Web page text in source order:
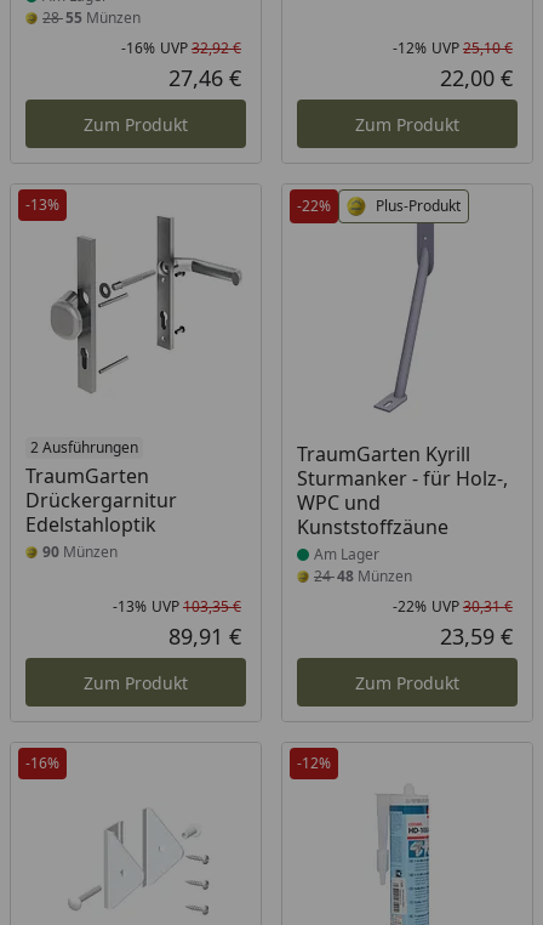
2855 Münzen
Rabatt in Prozent
-16%
Ursprünglicher Preis
UVP32,92 €
Aktueller Preis
27,46 €
Zum Produkt
-12% UVP25,10 €
22,00 €
Zum Produkt
-13%
2 Ausführungen
TraumGarten
Drückergarnitur
Edelstahloptik
90 Münzen
Rabatt in Prozent
-13%
Ursprünglicher Preis
UVP103,35 €
Aktueller Preis
89,91 €
Zum Produkt
-22% Plus-Produkt
TraumGarten Kyrill
Sturmanker - für Holz-,
WPC und
Kunststoffzäune
Produkt am Lager
Am Lager
2448Münzen
-22% UVP30,31 €
23,59 €
Zum Produkt
-16% -12%